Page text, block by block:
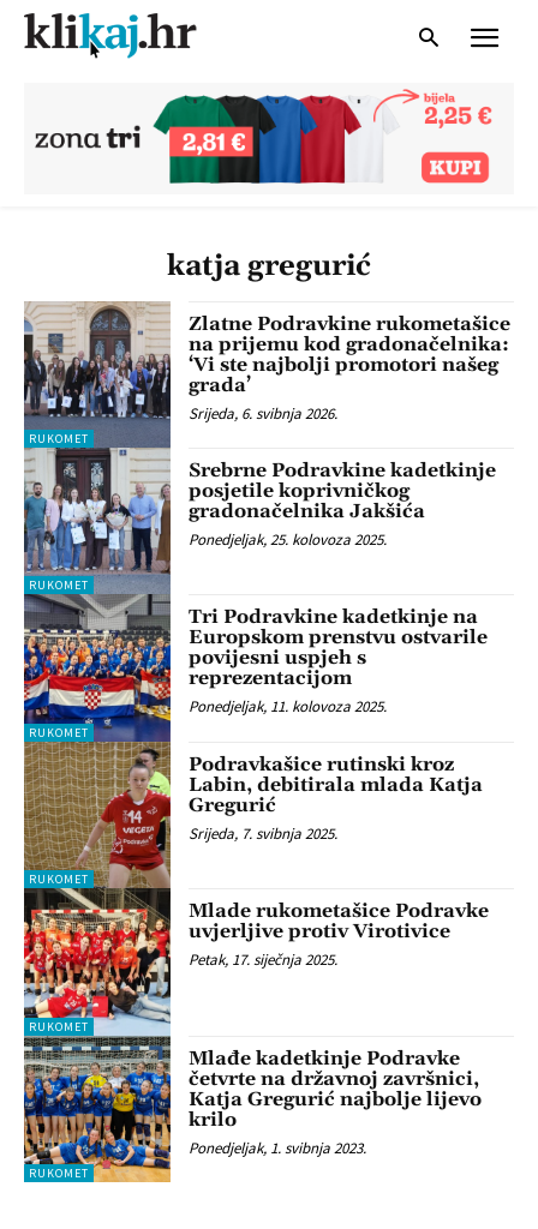
katja gregurić
RUKOMET
Zlatne Podravkine rukometašice
na prijemu kod gradonačelnika:
‘Vi ste najbolji promotori našeg
grada’
Srijeda, 6. svibnja 2026.
RUKOMET
Srebrne Podravkine kadetkinje
posjetile koprivničkog
gradonačelnika Jakšića
Ponedjeljak, 25. kolovoza 2025.
RUKOMET
Tri Podravkine kadetkinje na
Europskom prenstvu ostvarile
povijesni uspjeh s
reprezentacijom
Ponedjeljak, 11. kolovoza 2025.
RUKOMET
Podravkašice rutinski kroz
Labin, debitirala mlada Katja
Gregurić
Srijeda, 7. svibnja 2025.
RUKOMET
Mlade rukometašice Podravke
uvjerljive protiv Virotivice
Petak, 17. siječnja 2025.
RUKOMET
Mlađe kadetkinje Podravke
četvrte na državnoj završnici,
Katja Gregurić najbolje lijevo
krilo
Ponedjeljak, 1. svibnja 2023.